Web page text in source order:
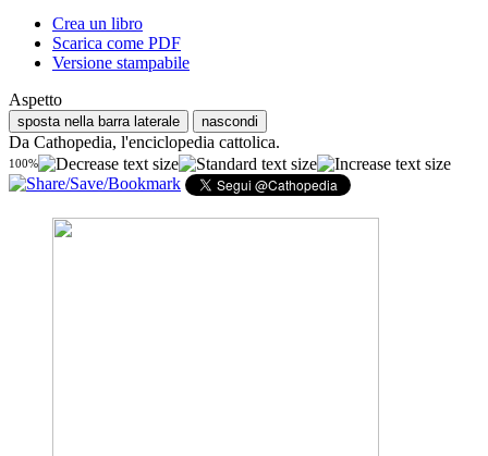
Crea un libro
Scarica come PDF
Versione stampabile
Aspetto
sposta nella barra laterale nascondi
Da Cathopedia, l'enciclopedia cattolica.
100%